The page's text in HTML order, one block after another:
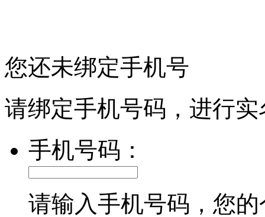
您还未绑定手机号
请绑定手机号码，进行
手机号码：
请输入手机号码，您